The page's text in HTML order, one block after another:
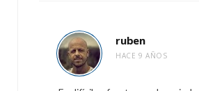
ruben
HACE 9 AÑOS